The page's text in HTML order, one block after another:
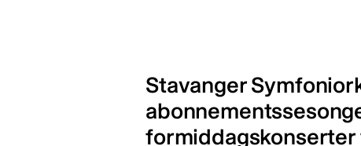
Stavanger
formiddagskonserter